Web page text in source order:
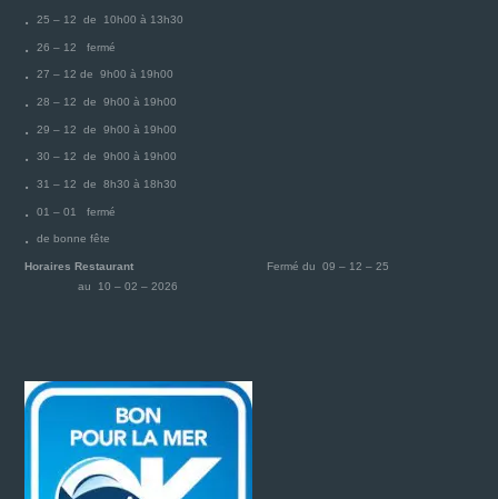
25 – 12 de 10h00 à 13h30
26 – 12 fermé
27 – 12 de 9h00 à 19h00
28 – 12 de 9h00 à 19h00
29 – 12 de 9h00 à 19h00
30 – 12 de 9h00 à 19h00
31 – 12 de 8h30 à 18h30
01 – 01 fermé
de bonne fête
Horaires Restaurant Fermé du 09 – 12 – 25
au 10 – 02 – 2026